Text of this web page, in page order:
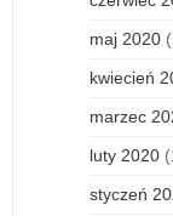
maj 2020
kwiecień
marzec
luty 2020
styczeń